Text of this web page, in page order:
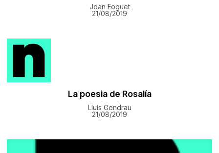
Joan Foguet
21/08/2019
La poesia de Rosalía
Lluís Gendrau
21/08/2019